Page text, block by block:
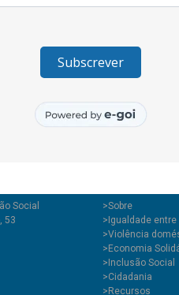
O segundo
Entre Paddle,
Social
53
>Sobre
>Igualdade
>Violência
>Economia
>Inclusão Social
>Cidadania
>Recursos